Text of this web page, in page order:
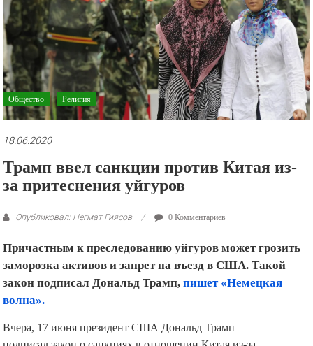
рекламные
ролики
и
презентации.
Общество Религия
18.06.2020
Трамп ввел санкции против Китая из-
за притеснения уйгуров
Опубликовал: Негмат Гиясов 0 Комментариев
Причастным к преследованию уйгуров может грозить
заморозка активов и запрет на въезд в США. Такой
закон подписал Дональд Трамп,пишет «Немецкая
волна».
Вчера, 17 июня президент США Дональд Трамп